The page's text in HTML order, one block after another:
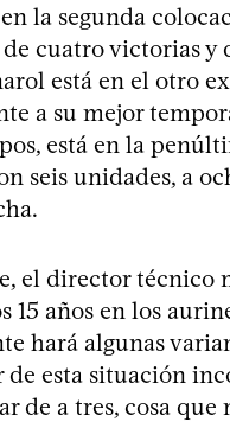
la segunda
cuatro victorias y
está en el otro
a su mejor
está en la
seis unidades, a
el director técnico
15 años en los
hará algunas
de esta situación
de a tres, cosa que